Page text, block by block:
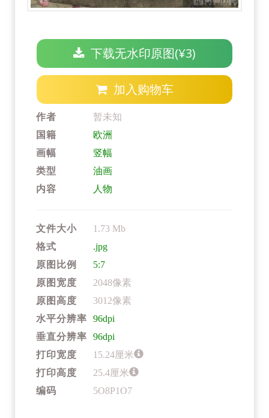
下载无水印原图(¥3)
加入购物车
作者
暂未知
国籍
欧洲
画幅
竖幅
类型
油画
内容
人物
文件大小
1.73 Mb
格式
.jpg
原图比例
5:7
原图宽度
2048像素
原图高度
3012像素
水平分辨率
96dpi
垂直分辨率
96dpi
打印宽度
15.24厘米
打印高度
25.4厘米
编码
5O8P1O7